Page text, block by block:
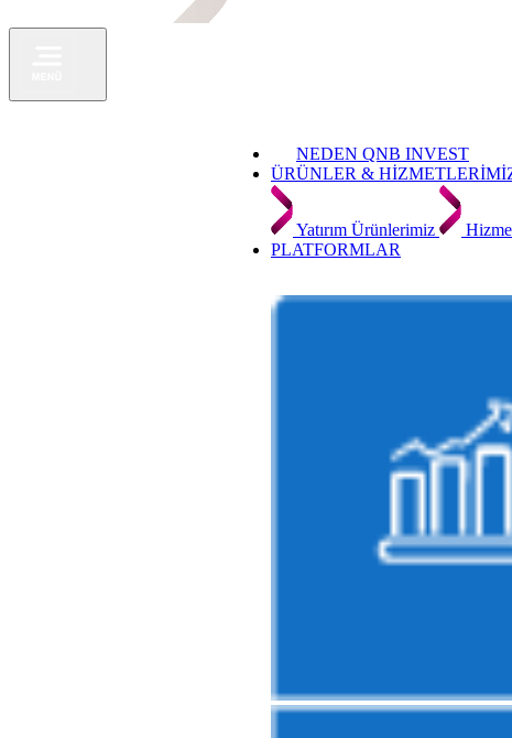
NEDEN QNB INVEST
ÜRÜNLER &
Yatırım Ürünlerimiz
PLATFORMLAR